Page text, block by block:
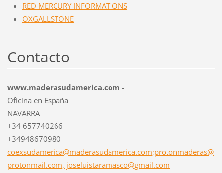
RED MERCURY INFORMATIONS
OXGALLSTONE
Contacto
www.maderasudamerica.com -
Oficina en España
NAVARRA
+34 657740266
+34948670980
coexsudamerica@maderasudamerica.com;protonmaderas@
protonmail.com, joseluistaramasco@gmail.com